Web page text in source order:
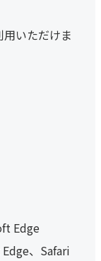
いただけま
Edge
、Safari